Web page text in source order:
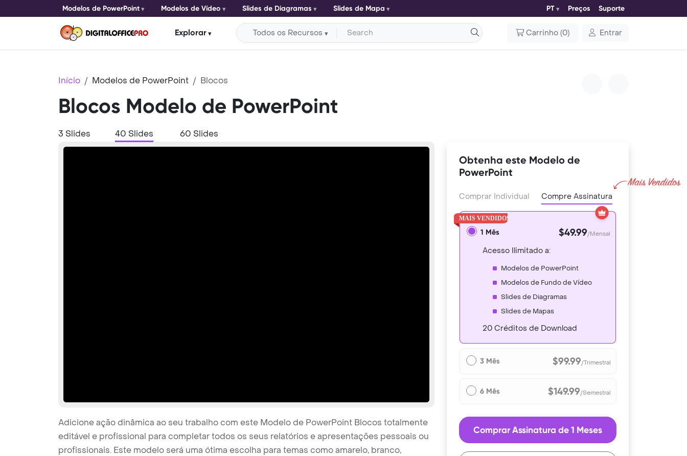
Modelos de PowerPoint Modelos de Vídeo Slides de Diagramas Slides de Mapa PT Preços Suporte
Explorar Todos os Recursos Carrinho (0) Entrar
Início Modelos de PowerPoint Blocos
Blocos Modelo de PowerPoint
3 Slides 40 Slides 60 Slides
Adicione ação dinâmica ao seu trabalho com este Modelo de PowerPoint Blocos totalmente
editável e profissional para completar todos os seus relatórios e apresentações pessoais ou
profissionais. Este modelo será uma ótima escolha para temas como amarelo, branco,
Obtenha este Modelo de
PowerPoint
Comprar Individual Compre Assinatura
1 Mês $49.99/Mensal
Acesso Ilimitado a:
Modelos de PowerPoint
Modelos de Fundo de Vídeo
Slides de Diagramas
Slides de Mapas
20 Créditos de Download
3 Mês $99.99/Trimestral
6 Mês $149.99/Semestral
Comprar Assinatura de 1 Meses